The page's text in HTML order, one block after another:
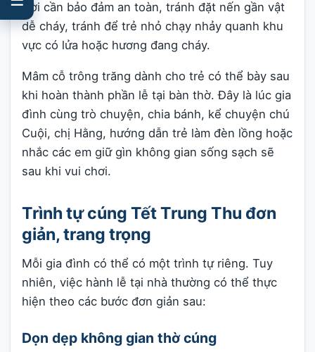
trời cần bảo đảm an toàn, tránh đặt nến gần vật
dễ cháy, tránh để trẻ nhỏ chạy nhảy quanh khu
vực có lửa hoặc hương đang cháy.
Mâm cỗ trông trăng dành cho trẻ có thể bày sau
khi hoàn thành phần lễ tại bàn thờ. Đây là lúc gia
đình cùng trò chuyện, chia bánh, kể chuyện chú
Cuội, chị Hằng, hướng dẫn trẻ làm đèn lồng hoặc
nhắc các em giữ gìn không gian sống sạch sẽ
sau khi vui chơi.
Trình tự cúng Tết Trung Thu đơn
giản, trang trọng
Mỗi gia đình có thể có một trình tự riêng. Tuy
nhiên, việc hành lễ tại nhà thường có thể thực
hiện theo các bước đơn giản sau:
Dọn dẹp không gian thờ cúng